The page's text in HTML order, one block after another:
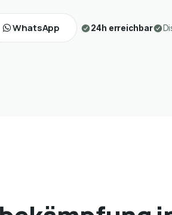
WhatsApp 24h erreichbar